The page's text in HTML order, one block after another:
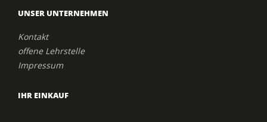
UNSER UNTERNEHMEN
Kontakt
offene Lehrstelle
Impressum
IHR EINKAUF